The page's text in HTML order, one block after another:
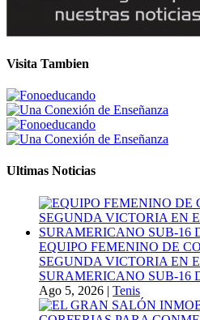
Visita Tambien
Ultimas Noticias
EQUIPO FEMENINO DE
SEGUNDA VICTORIA EN
SURAMERICANO SUB-16
Ago 5, 2026 | Tenis